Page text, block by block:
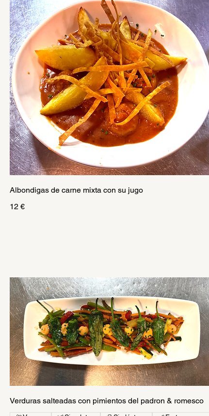
Albondigas de carne mixta con su jugo
12 €
Verduras salteadas con pimientos del padron & romesco